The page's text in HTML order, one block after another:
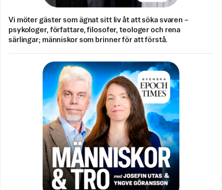
Vi möter gäster som ägnat sitt liv åt att söka svaren –
psykologer, författare, filosofer, teologer och rena
särlingar; människor som brinner för att förstå.